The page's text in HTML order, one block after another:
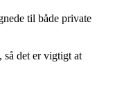
til både private
det er vigtigt at